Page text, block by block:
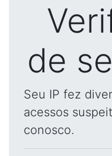
de
Seu IP fez
acessos
conosco.